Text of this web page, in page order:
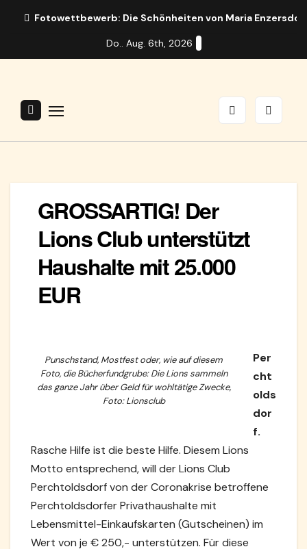
Fotowettbewerb: Die Schönheiten von Maria Enzersdorf
Do.. Aug. 6th, 2026
GROSSARTIG! Der
Lions Club unterstützt
Haushalte mit 25.000
EUR
Punschstand, Mostfest oder, wie auf diesem
Foto, die Bücherfundgrube: Die Lions sammeln
das ganze Jahr über Geld für wohltätige Zwecke,
Foto: Lionsclub
Per
cht
olds
dor
f.
Rasche Hilfe ist die beste Hilfe. Diesem Lions
Motto entsprechend, will der Lions Club
Perchtoldsdorf von der Coronakrise betroffene
Perchtoldsdorfer Privathaushalte mit
Lebensmittel-Einkaufskarten (Gutscheinen) im
Wert von je € 250,- unterstützen. Für diese